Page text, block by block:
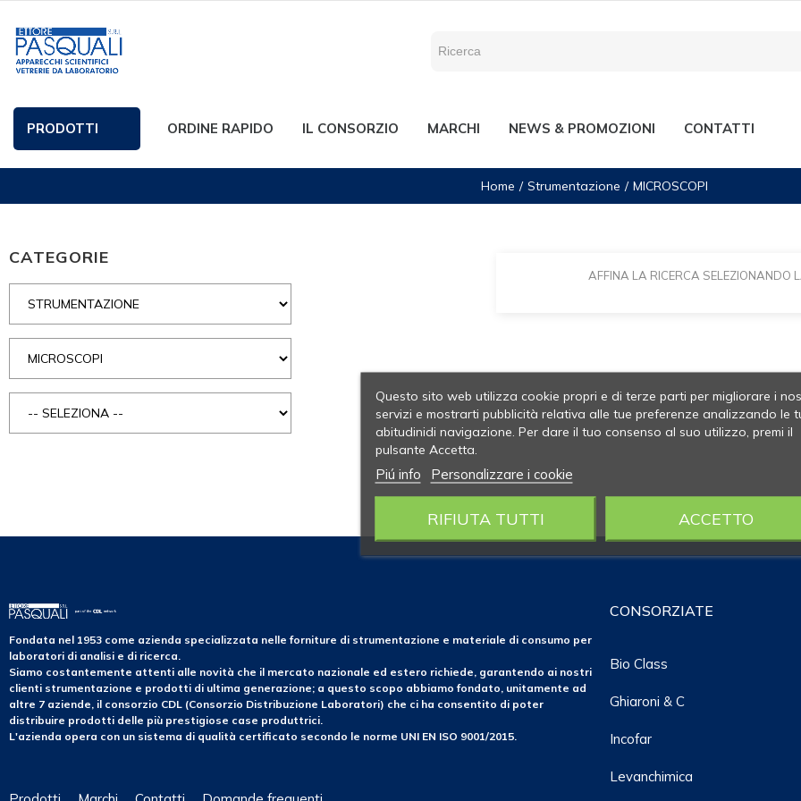
PRODOTTI ORDINE RAPIDO IL CONSORZIO MARCHI NEWS & PROMOZIONI CONTATTI
Home Strumentazione MICROSCOPI
CATEGORIE
AFFINA LA RICERCA SELEZIONANDO
Fondata nel 1953 come azienda specializzata nelle forniture di strumentazione e materiale di consumo per
laboratori di analisi e di ricerca.
Siamo costantemente attenti alle novità che il mercato nazionale ed estero richiede, garantendo ai nostri
clienti strumentazione e prodotti di ultima generazione; a questo scopo abbiamo fondato, unitamente ad
altre 7 aziende, il consorzio CDL (Consorzio Distribuzione Laboratori) che ci ha consentito di poter
distribuire prodotti delle più prestigiose case produttrici.
L'azienda opera con un sistema di qualità certificato secondo le norme UNI EN ISO 9001/2015.
CONSORZIATE
Bio Class
Ghiaroni & C
Incofar
Levanchimica
Questo sito web utilizza cookie propri e di terze parti per migliorare i
servizi e mostrarti pubblicità relativa alle tue preferenze analizzando le
abitudinidi navigazione. Per dare il tuo consenso al suo utilizzo, premi il
pulsante Accetta.
Piú info Personalizzare i cookie
RIFIUTA TUTTI ACCETTO